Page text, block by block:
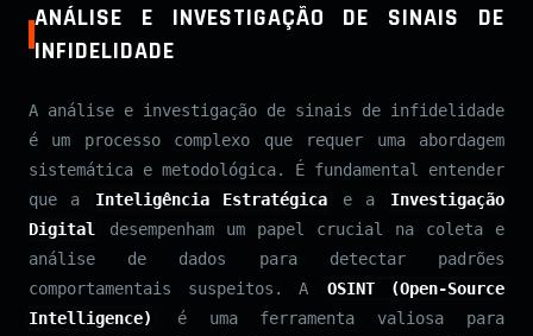
ANÁLISE E INVESTIGAÇÃO DE SINAIS DE
INFIDELIDADE
A análise e investigação de sinais de infidelidade
é um processo complexo que requer uma abordagem
sistemática e metodológica. É fundamental entender
que a
Inteligência Estratégica e a
Investigação
Digital
desempenham um papel crucial na coleta e
análise de dados para detectar padrões
comportamentais suspeitos. A
OSINT (Open-Source
Intelligence)
é uma ferramenta valiosa para